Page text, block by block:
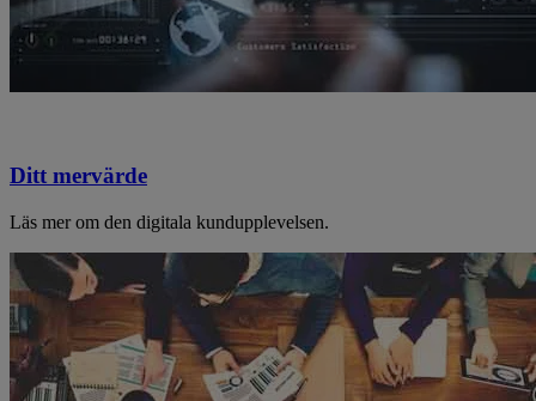
Ditt mervärde
Läs mer om den digitala kundupplevelsen.